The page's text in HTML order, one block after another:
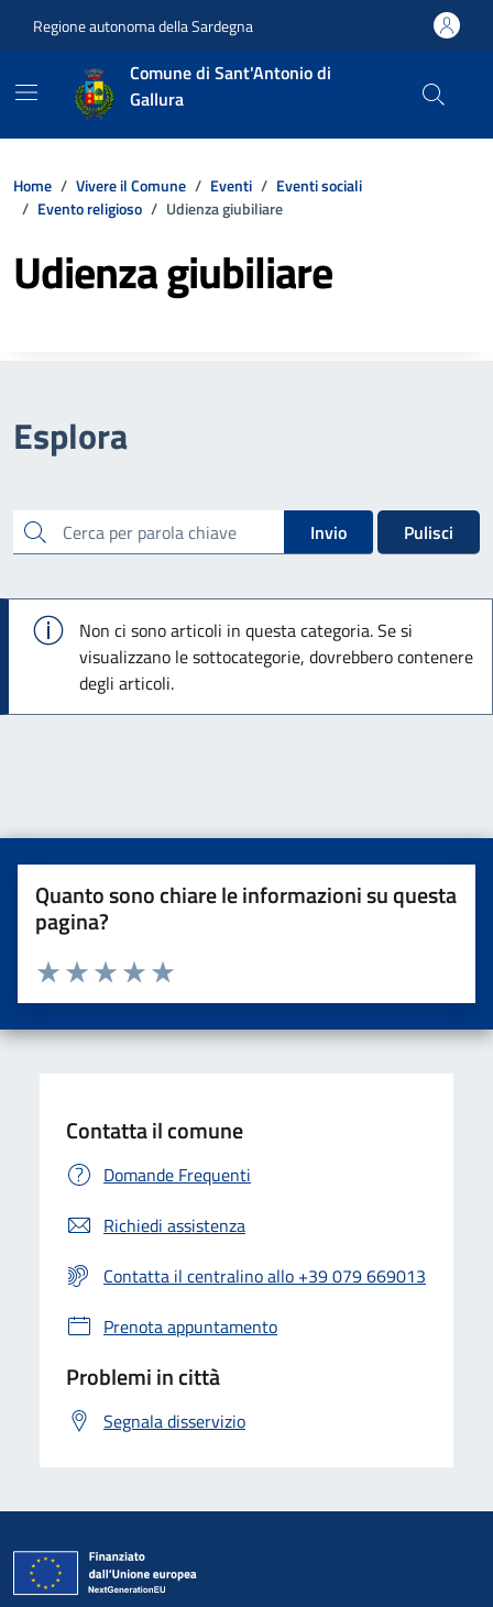
Regione autonoma della Sardegna
Comune di Sant'Antonio di
Gallura
Home Vivere il Comune Eventi
Eventi sociali
Evento religioso
Udienza giubiliare
Udienza giubiliare
Esplora
cerca Invio Pulisci
Info
Non ci sono articoli in questa categoria. Se si
visualizzano le sottocategorie, dovrebbero contenere
degli articoli.
Quanto sono chiare le informazioni su questa
pagina?
Valuta da 1 a 5 stelle la pagina
Valuta 5 stelle su 5
Valuta 4 stelle su 5
Valuta 3 stelle su 5
Valuta 2 stelle su 5
Valuta una stella su 5
Contatta il comune
Domande Frequenti
Richiedi assistenza
Contatta il centralino allo +39 079 669013
Prenota appuntamento
Problemi in città
Segnala disservizio